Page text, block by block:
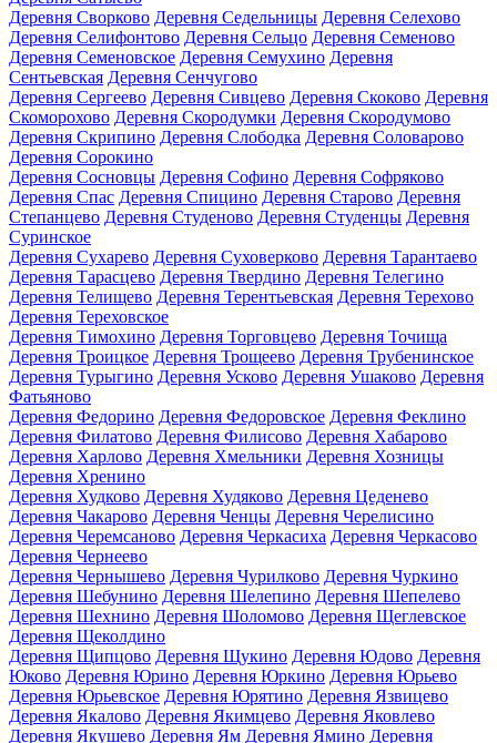
Деревня Сворково Деревня Седельницы Деревня Селехово
Деревня Селифонтово Деревня Сельцо Деревня Семеново
Деревня Семеновское Деревня Семухино Деревня
Сентьевская Деревня Сенчугово
Деревня Сергеево Деревня Сивцево Деревня Скоково Деревня
Скоморохово Деревня Скородумки Деревня Скородумово
Деревня Скрипино Деревня Слободка Деревня Соловарово
Деревня Сорокино
Деревня Сосновцы Деревня Софино Деревня Софряково
Деревня Спас Деревня Спицино Деревня Старово Деревня
Степанцево Деревня Студеново Деревня Студенцы Деревня
Суринское
Деревня Сухарево Деревня Суховерково Деревня Тарантаево
Деревня Тарасцево Деревня Твердино Деревня Телегино
Деревня Телищево Деревня Терентьевская Деревня Терехово
Деревня Тереховское
Деревня Тимохино Деревня Торговцево Деревня Точища
Деревня Троицкое Деревня Трощеево Деревня Трубенинское
Деревня Турыгино Деревня Усково Деревня Ушаково Деревня
Фатьяново
Деревня Федорино Деревня Федоровское Деревня Феклино
Деревня Филатово Деревня Филисово Деревня Хабарово
Деревня Харлово Деревня Хмельники Деревня Хозницы
Деревня Хренино
Деревня Худково Деревня Худяково Деревня Цеденево
Деревня Чакарово Деревня Ченцы Деревня Черелисино
Деревня Черемсаново Деревня Черкасиха Деревня Черкасово
Деревня Чернеево
Деревня Чернышево Деревня Чурилково Деревня Чуркино
Деревня Шебунино Деревня Шелепино Деревня Шепелево
Деревня Шехнино Деревня Шоломово Деревня Щеглевское
Деревня Щеколдино
Деревня Щипцово Деревня Щукино Деревня Юдово Деревня
Юково Деревня Юрино Деревня Юркино Деревня Юрьево
Деревня Юрьевское Деревня Юрятино Деревня Язвицево
Деревня Якалово Деревня Якимцево Деревня Яковлево
Деревня Якушево Деревня Ям Деревня Ямино Деревня